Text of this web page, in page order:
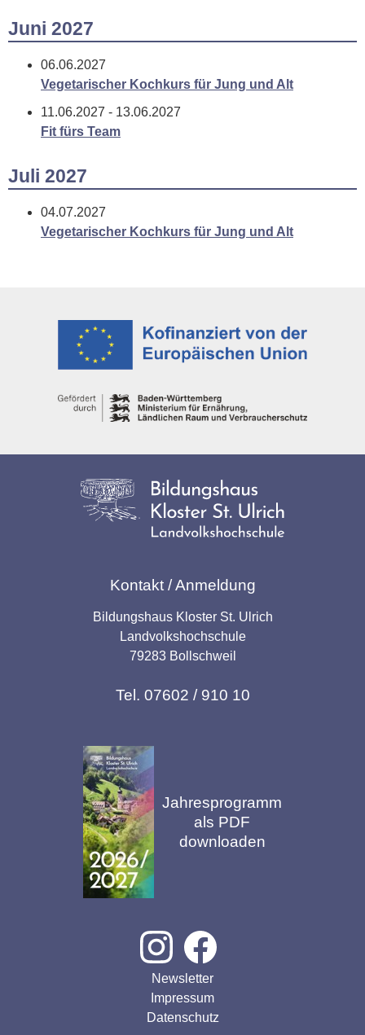
Juni 2027
06.06.2027
Vegetarischer Kochkurs für Jung und Alt
11.06.2027 - 13.06.2027
Fit fürs Team
Juli 2027
04.07.2027
Vegetarischer Kochkurs für Jung und Alt
Kontakt / Anmeldung
Bildungshaus Kloster St. Ulrich
Landvolkshochschule
79283 Bollschweil
Tel. 07602 / 910 10
Jahresprogramm
als PDF
downloaden
Newsletter
Impressum
Datenschutz